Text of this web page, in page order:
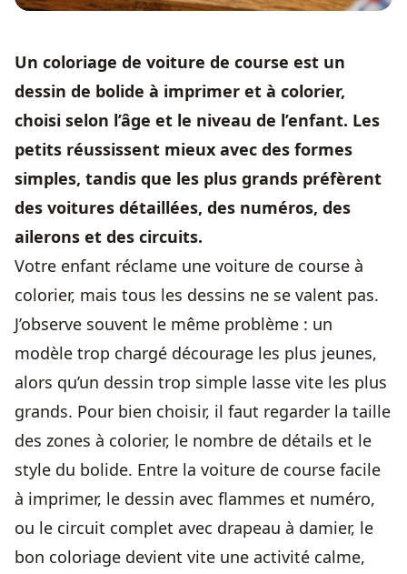
Un coloriage de voiture de course est un
dessin de bolide à imprimer et à colorier,
choisi selon l’âge et le niveau de l’enfant. Les
petits réussissent mieux avec des formes
simples, tandis que les plus grands préfèrent
des voitures détaillées, des numéros, des
ailerons et des circuits.
Votre enfant réclame une voiture de course à
colorier, mais tous les dessins ne se valent pas.
J’observe souvent le même problème : un
modèle trop chargé décourage les plus jeunes,
alors qu’un dessin trop simple lasse vite les plus
grands. Pour bien choisir, il faut regarder la taille
des zones à colorier, le nombre de détails et le
style du bolide. Entre la voiture de course facile
à imprimer, le dessin avec flammes et numéro,
ou le circuit complet avec drapeau à damier, le
bon coloriage devient vite une activité calme,